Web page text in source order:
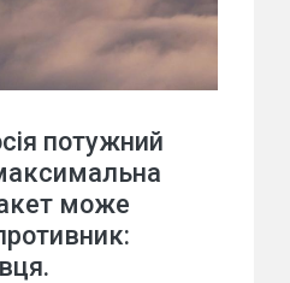
потужний
може